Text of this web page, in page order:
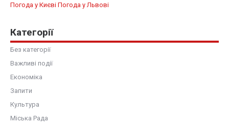
Погода у Києві Погода у Львові
Категорії
Без категорії
Важливі події
Економіка
Запити
Культура
Міська Рада